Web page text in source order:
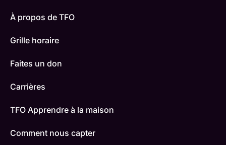
À propos de TFO
Grille horaire
Faites un don
Carrières
TFO Apprendre à la maison
Comment nous capter